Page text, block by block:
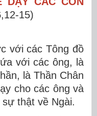
15)
với các Tông đồ
với các ông, là
là Thần Chân
cho các ông và
thật về Ngài.